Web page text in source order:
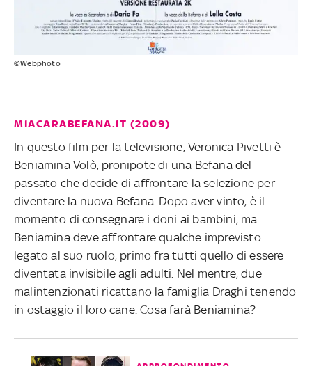
©Webphoto
MIACARABEFANA.IT (2009)
In questo film per la televisione, Veronica Pivetti è
Beniamina Volò, pronipote di una Befana del
passato che decide di affrontare la selezione per
diventare la nuova Befana. Dopo aver vinto, è il
momento di consegnare i doni ai bambini, ma
Beniamina deve affrontare qualche imprevisto
legato al suo ruolo, primo fra tutti quello di essere
diventata invisibile agli adulti. Nel mentre, due
malintenzionati ricattano la famiglia Draghi tenendo
in ostaggio il loro cane. Cosa farà Beniamina?